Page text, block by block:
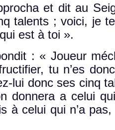
et dit au
talents ; voici, je
est à toi ».
: « Joueur
tu n’es
lui donc ses cinq
don­nera a celui
à celui qui n’a